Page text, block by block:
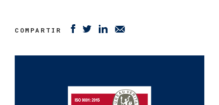
COMPARTIR